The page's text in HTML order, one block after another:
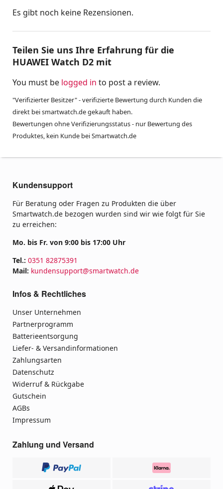
Es gibt noch keine Rezensionen.
Teilen Sie uns Ihre Erfahrung für die
HUAWEI Watch D2 mit
You must be logged in to post a review.
"Verifizierter Besitzer" - verifizierte Bewertung durch Kunden die
direkt bei smartwatch.de gekauft haben.
Bewertungen ohne Verifizierungsstatus - nur Bewertung des
Produktes, kein Kunde bei Smartwatch.de
Kundensupport
Für Beratung oder Fragen zu Produkten die über
Smartwatch.de bezogen wurden sind wir wie folgt für Sie
zu erreichen:
Mo. bis Fr. von 9:00 bis 17:00 Uhr
Tel.: 0351 82875391
Mail: kundensupport@smartwatch.de
Infos & Rechtliches
Unser Unternehmen
Partnerprogramm
Batterieentsorgung
Liefer- & Versandinformationen
Zahlungsarten
Datenschutz
Widerruf & Rückgabe
Gutschein
AGBs
Impressum
Zahlung und Versand